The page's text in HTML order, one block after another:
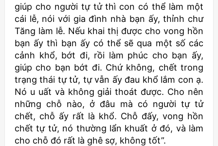
giúp cho người tự tử thì con có thể làm một
cái lễ, nói với gia đình nhà bạn ấy, thỉnh chư
Tăng làm lễ. Nếu khai thị được cho vong hồn
bạn ấy thì bạn ấy có thể sẽ qua một số các
cảnh khổ, bớt đi, rồi làm phúc cho bạn ấy,
giúp cho bạn bớt đi. Chứ không, chết trong
trạng thái tự tử, tự vẫn ấy đau khổ lắm con ạ.
Nó u uất và không giải thoát được. Cho nên
những chỗ nào, ở đâu mà có người tự tử
chết, chỗ ấy rất là khổ. Chỗ đấy, vong hồn
chết tự tử, nó thường lẩn khuất ở đó, và làm
cho chỗ đó rất là ghê sợ, không tốt”.